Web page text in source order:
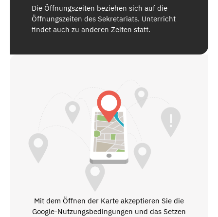
Die Öffnungszeiten beziehen sich auf die
Öffnungszeiten des Sekretariats. Unterricht
findet auch zu anderen Zeiten statt.
Mit dem Öffnen der Karte akzeptieren Sie die
Google-Nutzungsbedingungen und das Setzen